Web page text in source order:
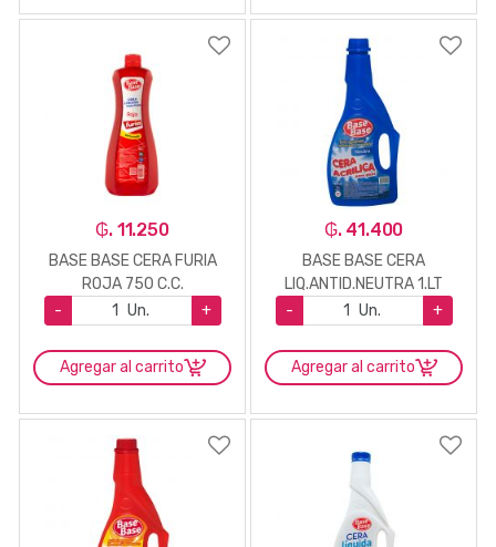
₲. 11.250
BASE BASE CERA FURIA
ROJA 750 C.C.
-
Un. +
Agregar al carrito
₲. 41.400
BASE BASE CERA
LIQ.ANTID.NEUTRA 1.LT
-
Un. +
Agregar al carrito